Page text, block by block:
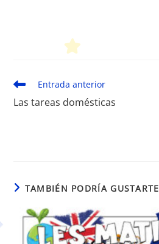
Leer
artículos
Entrada anterior
Las tareas domésticas
TAMBIÉN PODRÍA GUSTARTE